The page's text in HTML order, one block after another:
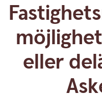
eller